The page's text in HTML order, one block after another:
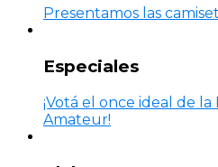
Presentamos las
Especiales
¡Votá el once ideal de la
Amateur!